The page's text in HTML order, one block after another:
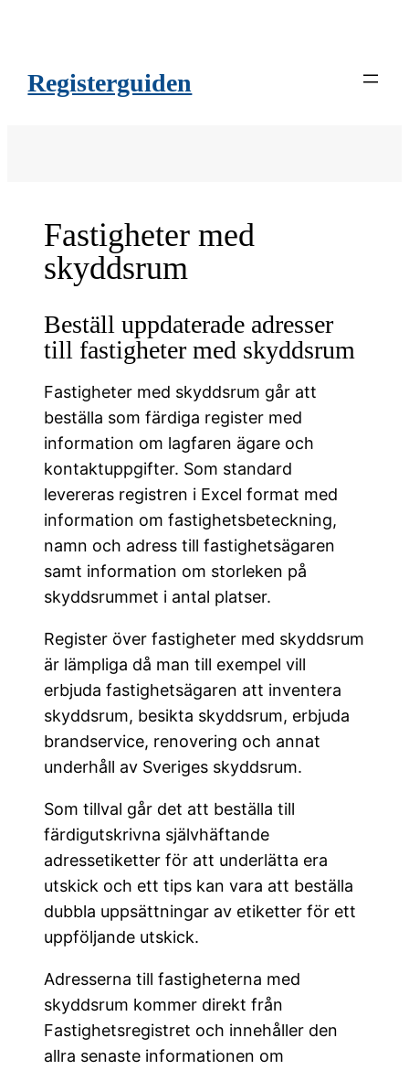
Registerguiden
Fastigheter med
skyddsrum
Beställ uppdaterade adresser
till fastigheter med skyddsrum
Fastigheter med skyddsrum går att
beställa som färdiga register med
information om lagfaren ägare och
kontaktuppgifter. Som standard
levereras registren i Excel format med
information om fastighetsbeteckning,
namn och adress till fastighetsägaren
samt information om storleken på
skyddsrummet i antal platser.
Register över fastigheter med skyddsrum
är lämpliga då man till exempel vill
erbjuda fastighetsägaren att inventera
skyddsrum, besikta skyddsrum, erbjuda
brandservice, renovering och annat
underhåll av Sveriges skyddsrum.
Som tillval går det att beställa till
färdigutskrivna självhäftande
adressetiketter för att underlätta era
utskick och ett tips kan vara att beställa
dubbla uppsättningar av etiketter för ett
uppföljande utskick.
Adresserna till fastigheterna med
skyddsrum kommer direkt från
Fastighetsregistret och innehåller den
allra senaste informationen om